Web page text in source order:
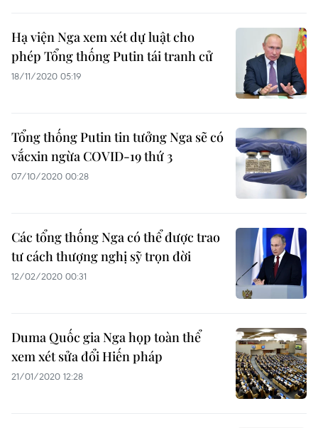
Hạ viện Nga xem xét dự luật cho
phép Tổng thống Putin tái tranh cử
18/11/2020 05:19
Tổng thống Putin tin tưởng Nga sẽ có
vắcxin ngừa COVID-19 thứ 3
07/10/2020 00:28
Các tổng thống Nga có thể được trao
tư cách thượng nghị sỹ trọn đời
12/02/2020 00:31
Duma Quốc gia Nga họp toàn thể
xem xét sửa đổi Hiến pháp
21/01/2020 12:28